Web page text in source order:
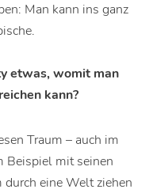
Man kann ins ganz
etwas, womit man
kann?
Traum – auch im
Beispiel mit seinen
eine Welt ziehen